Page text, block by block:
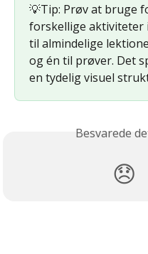
💡Tip: Prøv at bruge
forskellige aktiviteter
til almindelige
og én til prøver. Det
en tydelig visuel
Besvarede
😞